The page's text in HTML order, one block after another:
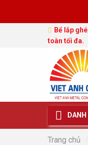
Bể lắp
toàn tối đa.
Trang chủ